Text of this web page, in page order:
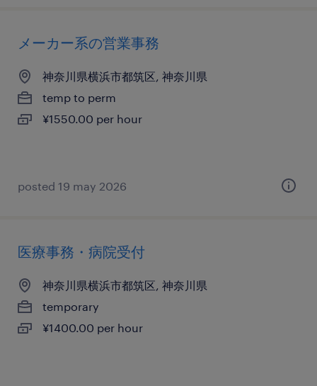
メーカー系の営業事務
神奈川県横浜市都筑区, 神奈川県
temp to perm
¥1550.00 per hour
posted 19 may 2026
医療事務・病院受付
神奈川県横浜市都筑区, 神奈川県
temporary
¥1400.00 per hour